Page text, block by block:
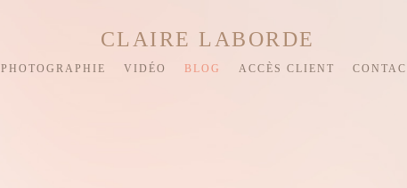
CLAIRE LABORDE
PHOTOGRAPHIE VIDÉO BLOG ACCÈS CLIENT